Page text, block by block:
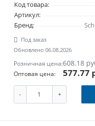
Код товара:
Артикул:
Бренд:
Под заказ
Обновлено 06.08.2026
Розничная цена:608.18
Оптовая цена: 577.77
- +